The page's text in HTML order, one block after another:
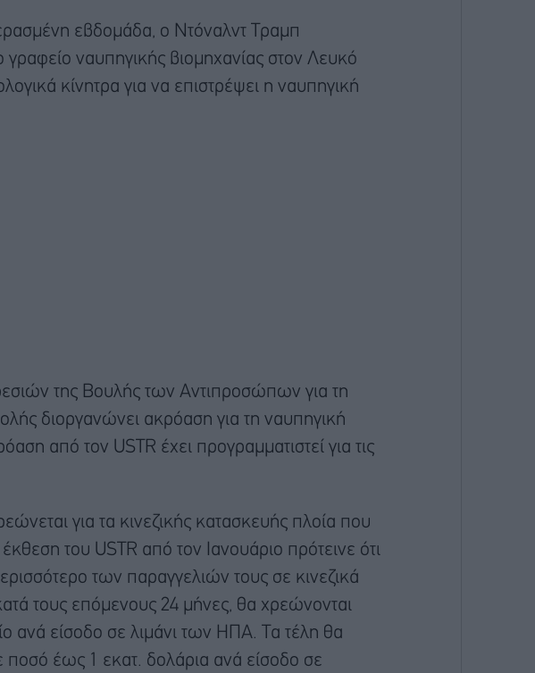
εβδομάδα, ο Ντόναλντ Τραμπ
ναυπηγικής βιομηχανίας στον Λευκό
κίνητρα για να επιστρέψει η ναυπηγική
της Βουλής των Αντιπροσώπων για τη
διοργανώνει ακρόαση για τη ναυπηγική
από τον USTR έχει προγραμματιστεί για τις
για τα κινεζικής κατασκευής πλοία που
του USTR από τον Ιανουάριο πρότεινε ότι
των παραγγελιών τους σε κινεζικά
τους επόμενους 24 μήνες, θα χρεώνονται
ανά είσοδο σε λιμάνι των ΗΠΑ. Τα τέλη θα
ποσό έως 1 εκατ. δολάρια ανά είσοδο σε